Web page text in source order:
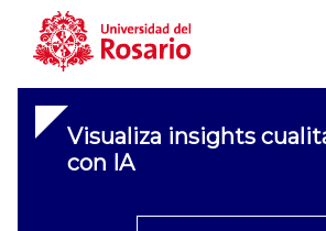
Skip to main content
Visualiza insights
con IA